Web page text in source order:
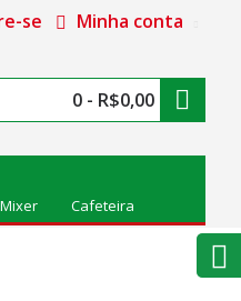
se Minha conta
0 - R$0,00
Mixer Cafeteira